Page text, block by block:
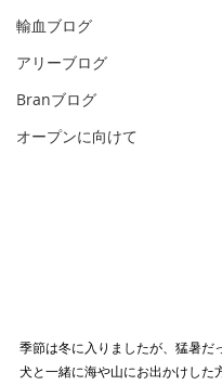
輸血ブログ
アリーブログ
Branブログ
オープンに向けて
季節は冬に入りましたが、猛暑だ
犬と一緒に海や山にお出かけした